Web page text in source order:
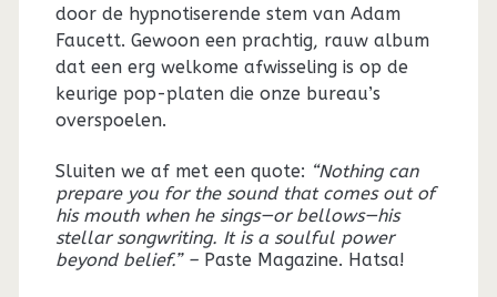
door de hypnotiserende stem van Adam
Faucett. Gewoon een prachtig, rauw album
dat een erg welkome afwisseling is op de
keurige pop-platen die onze bureau’s
overspoelen.
Sluiten we af met een quote: “Nothing can
prepare you for the sound that comes out of
his mouth when he sings—or bellows—his
stellar songwriting. It is a soulful power
beyond belief.” – Paste Magazine. Hatsa!